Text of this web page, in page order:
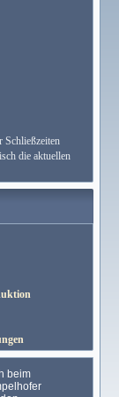
Schließzeiten
die aktuellen